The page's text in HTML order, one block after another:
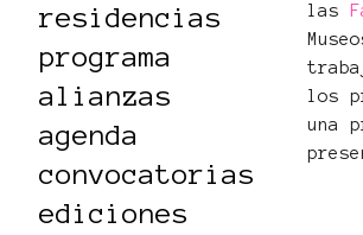
residencias
programa
alianzas
agenda
convocatorias
ediciones
las
los
una